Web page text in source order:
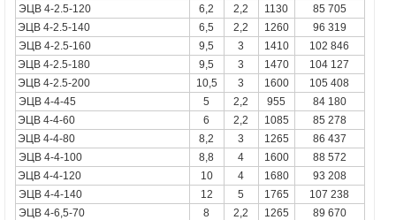
ЭЦВ 4-2.5-120
6,2 2,2 1130
85 705
ЭЦВ 4-2.5-140
6,5 2,2 1260
96 319
ЭЦВ 4-2.5-160
9,5 3 1410
102 846
ЭЦВ 4-2.5-180
9,5 3 1470
104 127
ЭЦВ 4-2.5-200
10,5 3 1600
105 408
ЭЦВ 4-4-45
5 2,2 955
84 180
ЭЦВ 4-4-60
6 2,2 1085
85 278
ЭЦВ 4-4-80
8,2 3 1265
86 437
ЭЦВ 4-4-100
8,8 4 1600
88 572
ЭЦВ 4-4-120
10 4 1680
93 208
ЭЦВ 4-4-140
12 5 1765
107 238
ЭЦВ 4-6,5-70
8 2,2 1265
89 670